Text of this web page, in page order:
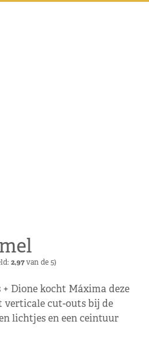
2,97van de 5)
Dione kocht Máxima deze
cut-outs bij de
lichtjes en een ceintuur